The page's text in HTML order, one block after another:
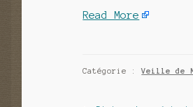
Read More
Catégorie :Veille de